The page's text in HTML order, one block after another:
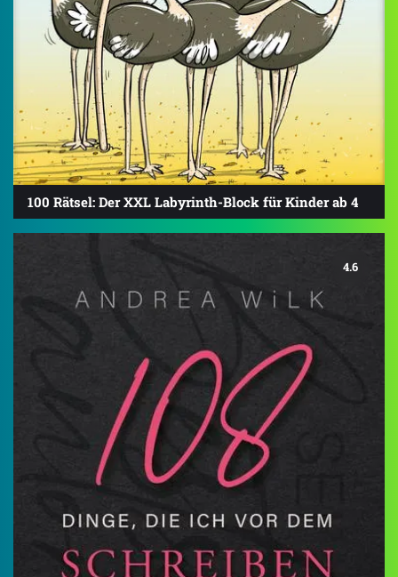
100 Rätsel: Der XXL Labyrinth-Block für Kinder ab 4
4.6